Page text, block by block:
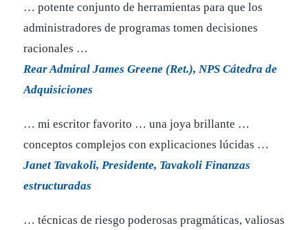
… potente conjunto de herramientas para que los
administradores de programas tomen decisiones
racionales …
Rear Admiral James Greene (Ret.), NPS Cátedra de
Adquisiciones
… mi escritor favorito … una joya brillante …
conceptos complejos con explicaciones lúcidas …
Janet Tavakoli, Presidente, Tavakoli Finanzas
estructuradas
… técnicas de riesgo poderosas pragmáticas, valiosas